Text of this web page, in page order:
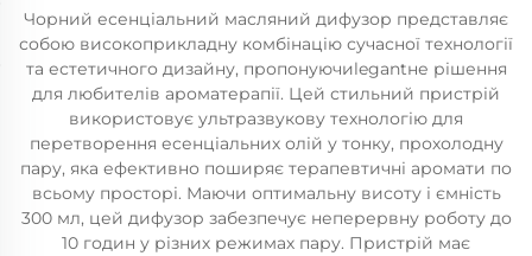
Чорний есенціальний масляний дифузор представляє
собою високоприкладну комбінацію сучасної технології
та естетичного дизайну, пропонуючиlegantне рішення
для любителів ароматерапії. Цей стильний пристрій
використовує ультразвукову технологію для
перетворення есенціальних олій у тонку, прохолодну
пару, яка ефективно поширяє терапевтичні аромати по
всьому просторі. Маючи оптимальну висоту і ємність
300 мл, цей дифузор забезпечує неперервну роботу до
10 годин у різних режимах пару. Пристрій має